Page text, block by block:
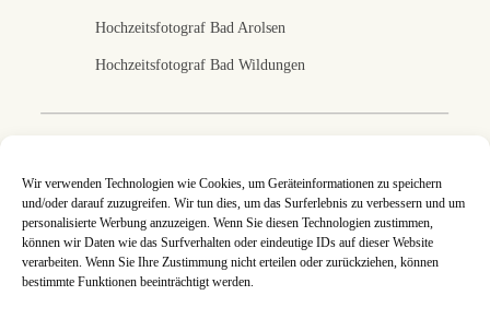
Wir verwenden Technologien wie Cookies, um Geräteinformationen zu speichern
und/oder darauf zuzugreifen. Wir tun dies, um das Surferlebnis zu verbessern und um
personalisierte Werbung anzuzeigen. Wenn Sie diesen Technologien zustimmen,
können wir Daten wie das Surfverhalten oder eindeutige IDs auf dieser Website
verarbeiten. Wenn Sie Ihre Zustimmung nicht erteilen oder zurückziehen, können
bestimmte Funktionen beeinträchtigt werden.
Ich fotografiere eure Hochzeit in Kassel, Nordhessen
und deutschlandweit. An jeder Hochzeitsreportage
arbeite ich mit ganzer Leidenschaft, denn eure Bilder
sind mir eine Herzensangelegenheit. Jede
Hochzeitsreportage ist so individuell wie ihr es seid und
Hochzeitsfotograf Bad Arolsen
Hochzeitsfotograf Bad Wildungen